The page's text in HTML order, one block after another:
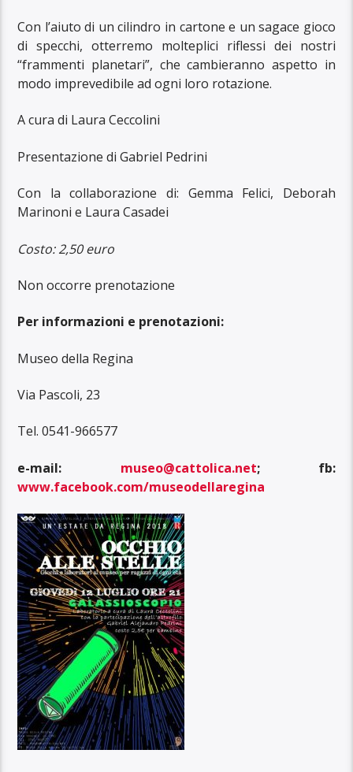
Con l’aiuto di un cilindro in cartone e un sagace gioco
di specchi, otterremo molteplici riflessi dei nostri
“frammenti planetari”, che cambieranno aspetto in
modo imprevedibile ad ogni loro rotazione.
A cura di Laura Ceccolini
Presentazione di Gabriel Pedrini
Con la collaborazione di: Gemma Felici, Deborah
Marinoni e Laura Casadei
Costo: 2,50 euro
Non occorre prenotazione
Per informazioni e prenotazioni:
Museo della Regina
Via Pascoli, 23
Tel. 0541-966577
e-mail: museo@cattolica.net; fb:
www.facebook.com/museodellaregina